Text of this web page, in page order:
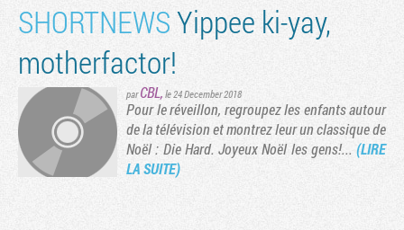
SHORTNEWSYippee ki-yay,
motherfactor!
parCBL, le 24 December 2018
Pour le réveillon, regroupez les enfants autour
de la télévision et montrez leur un classique de
Noël : Die Hard. Joyeux Noël les gens!... (LIRE
LA SUITE)